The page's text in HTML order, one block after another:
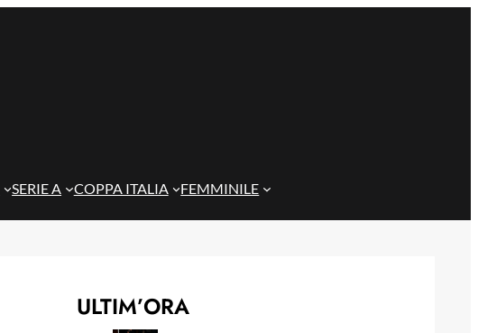
SERIE A COPPA ITALIA FEMMINILE
ULTIM’ORA